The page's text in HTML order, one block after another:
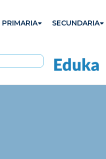
PRIMARIA SECUNDARIA